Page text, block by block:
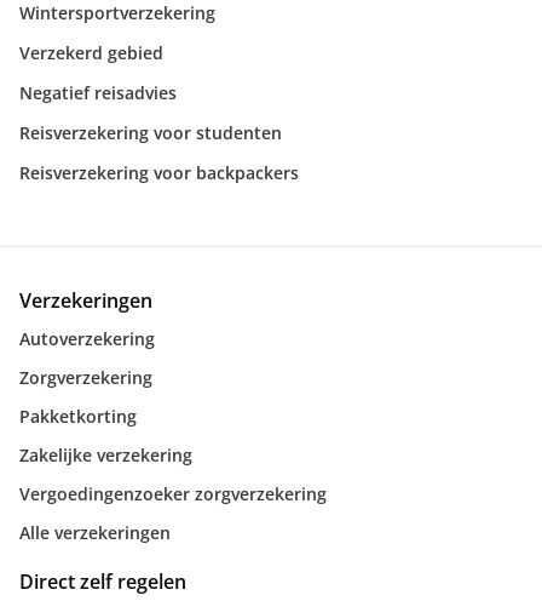
Wintersportverzekering
Verzekerd gebied
Negatief reisadvies
Reisverzekering voor studenten
Reisverzekering voor backpackers
Verzekeringen
Autoverzekering
Zorgverzekering
Pakketkorting
Zakelijke verzekering
Vergoedingenzoeker zorgverzekering
Alle verzekeringen
Direct zelf regelen